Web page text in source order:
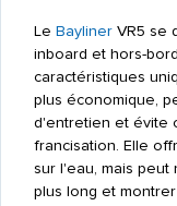
Le BaylinerVR5 se
inboard et hors-
caractéristiques
plus économique,
d'entretien et évite
francisation. Elle
sur l'eau, mais
plus long et